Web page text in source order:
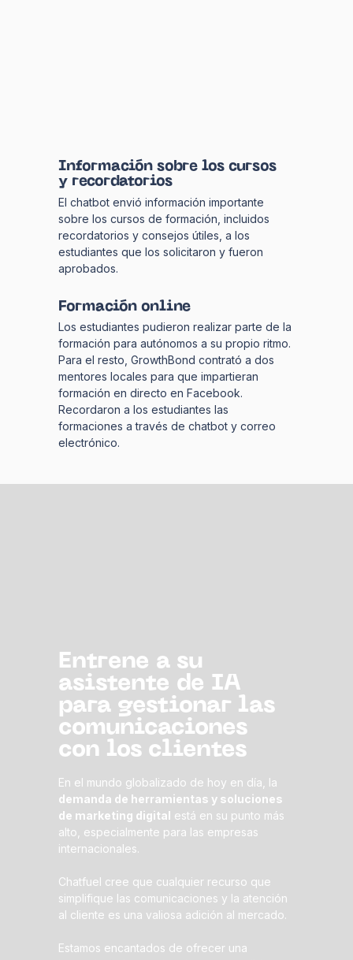
El chatbot envió información importante
sobre los cursos de formación, incluidos
recordatorios y consejos útiles, a los
estudiantes que los solicitaron y fueron
aprobados.
Información sobre los cursos
y recordatorios
Los estudiantes pudieron realizar parte de la
formación para autónomos a su propio ritmo.
Para el resto, GrowthBond contrató a dos
mentores locales para que impartieran
formación en directo en Facebook.
Recordaron a los estudiantes las
formaciones a través de chatbot y correo
electrónico.
Formación online
En el mundo globalizado de hoy en día, la
demanda de herramientas y soluciones
de marketing digital está en su punto más
alto, especialmente para las empresas
internacionales.
Chatfuel cree que cualquier recurso que
simplifique las comunicaciones y la atención
al cliente es una valiosa adición al mercado.
Estamos encantados de ofrecer una
Entrene a su
asistente de IA
para gestionar las
comunicaciones
con los clientes